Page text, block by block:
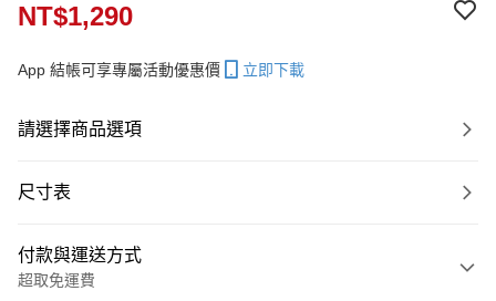
NT$1,290
App 結帳可享專屬活動優惠價 立即下載
請選擇商品選項
尺寸表
付款與運送方式
超取免運費